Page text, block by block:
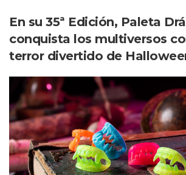
En su 35ª Edición, Paleta
conquista los multiversos
terror divertido de